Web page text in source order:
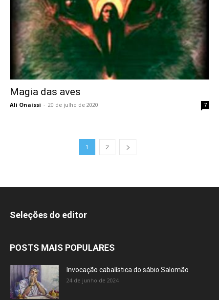
Magia das aves
Ali Onaissi - 20 de julho de 2020 7
1 2
Seleções do editor
POSTS MAIS POPULARES
Invocação cabalística do sábio Salomão
24 de junho de 2024